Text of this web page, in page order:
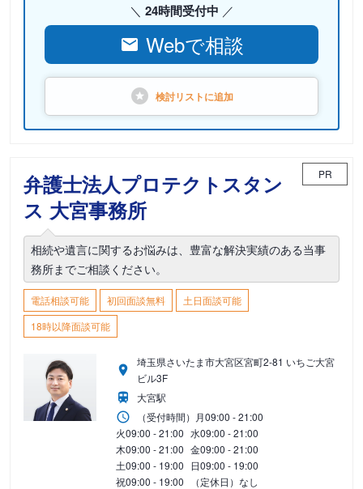
24時間受付中
Webで相談
検討リストに追加
弁護士法人プロテクトスタン
ス 大宮事務所
PR
相続や遺言に関するお悩みは、豊富な解決実績のある当事
務所までご相談ください。
電話相談可能 初回面談無料
土日面談可能
18時以降面談可能
埼玉県さいたま市大宮区宮町2-81 いちご大宮
ビル3F
大宮駅
（受付時間） 月09:00 - 21:00
火09:00 - 21:00 水09:00 - 21:00
木09:00 - 21:00 金09:00 - 21:00
土09:00 - 19:00 日09:00 - 19:00
祝09:00 - 19:00 （定休日）なし